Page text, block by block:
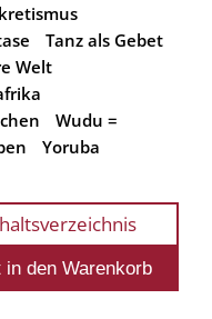
Tanz als Gebet
Welt
Wudu =
Yoruba